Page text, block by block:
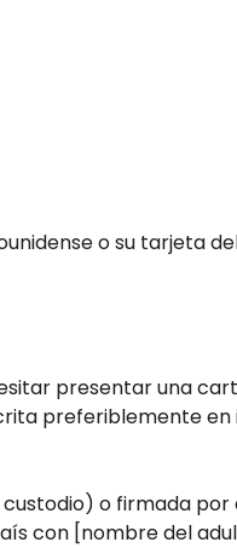
o su tarjeta
presentar una
preferiblemente en
o firmada
con [nombre del